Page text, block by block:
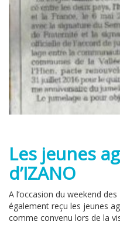
Les jeunes
d’IZANO
A l’occasion du weekend
également reçu les jeunes
comme convenu lors de la